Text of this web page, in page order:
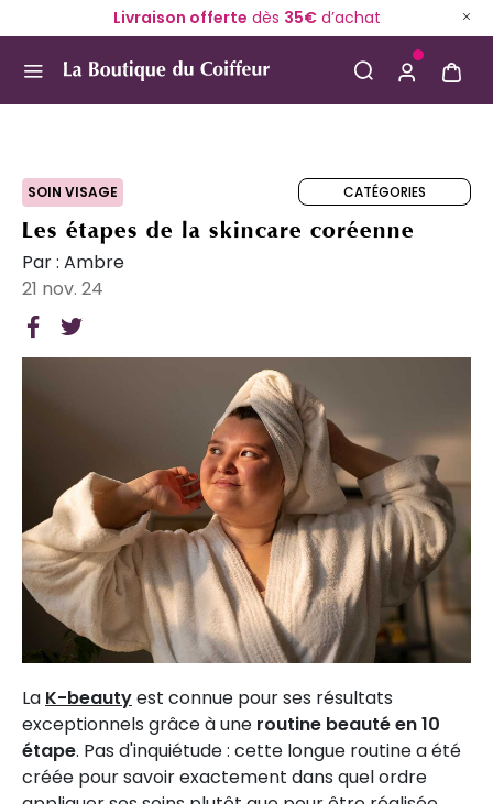
Livraison offerte dès 35€d’achat
CATÉGORIES
SOIN VISAGE
Les étapes de la skincare coréenne
Par : Ambre
21 nov. 24
La K-beautyest connue pour ses résultats
exceptionnels grâce à une routine beauté en 10
étape. Pas d'inquiétude : cette longue routine a été
créée pour savoir exactement dans quel ordre